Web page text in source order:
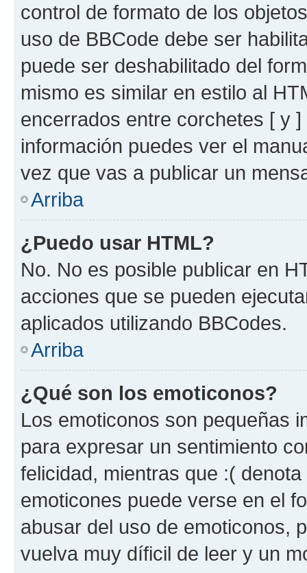
control de formato de los
uso de BBCode debe ser
puede ser deshabilitado del
mismo es similar en estilo al
encerrados entre corchetes [ y
información puedes ver el
vez que vas a publicar un
Arriba
¿Puedo usar HTML?
No. No es posible publicar en
acciones que se pueden
aplicados utilizando BBCodes.
Arriba
¿Qué son los emoticonos?
Los emoticonos son pequeñas
para expresar un sentimiento
felicidad, mientras que :(
emoticones puede verse en el
abusar del uso de emoticonos,
vuelva muy díficil de leer y un